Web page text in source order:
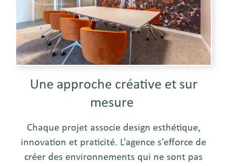
Une approche créative et sur
mesure
Chaque projet associe design esthétique,
innovation et praticité. L’agence s’efforce de
créer des environnements qui ne sont pas